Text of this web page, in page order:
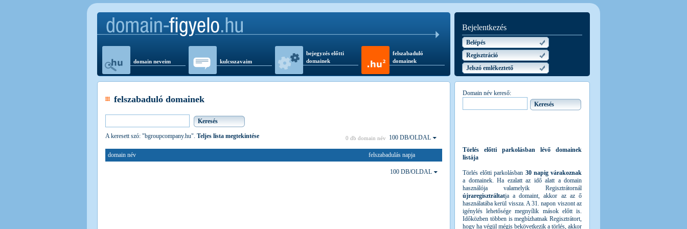
domain neveim kulcsszavaim
bejegyzés előtti
domainek
felszabaduló
domainek
Bejelentkezés
Belépés
Regisztráció
Jelszó emlékeztető
felszabaduló domainek
A keresett szó: "bgroupcompany.hu". Teljes lista megtekintése 0 db domain név 100 DB/OLDAL
domain név felszabadulás napja
100 DB/OLDAL
Domain név kereső:
Törlés előtti parkolásban lévő domainek
listája
Törlés előtti parkolásban 30 napig várakoznak
a domainek. Ha ezalatt az idő alatt a domain
használója valamelyik Regisztrátornál
újraregisztráltatja a domaint, akkor az az ő
használatába kerül vissza. A 31. napon viszont az
igénylés lehetősége megnyílik mások előtt is.
Időközben többen is megbízhatnak Regisztrátort,
hogy ha végül mégis bekövetkezik a törlés, akkor